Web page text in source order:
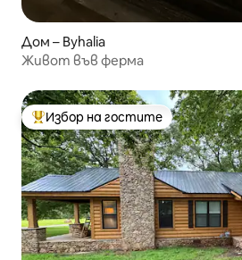
Дом – Byhalia
Живот във ферма
Най-популярен избор на гостите
Избор на гостите